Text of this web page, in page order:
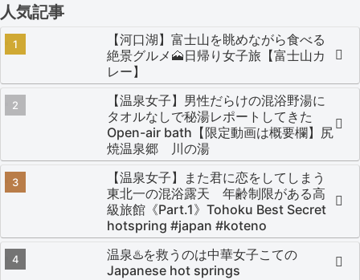
人気記事
【河口湖】富士山を眺めながら食べる
絶景グルメ🗻日帰り女子旅【富士山カ
レー】
【温泉女子】男性だらけの混浴野湯に
タオルなしで秘湯レポートしてきた
Open-air bath【限定動画は概要欄】尻
焼温泉郷 川の湯
【温泉女子】また君に恋をしてしまう
東北一の混浴露天 年齢制限がある高
級旅館《Part.1》Tohoku Best Secret
hotspring #japan #koteno
温泉♨️を救うのは中華女子こての
Japanese hot springs